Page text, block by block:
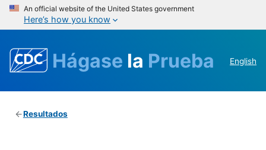
An official website of the United States government
Here’s how you know
Hágase la Prueba English
Resultados